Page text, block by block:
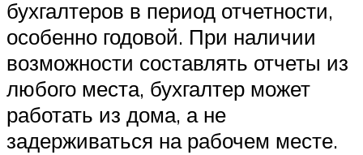
бухгалтеров в период отчетности,
особенно годовой. При наличии
возможности составлять отчеты из
любого места, бухгалтер может
работать из дома, а не
задерживаться на рабочем месте.